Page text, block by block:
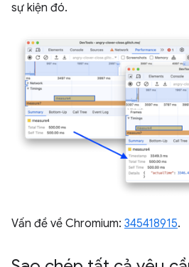
sự kiện đó.
Vấn đề về Chromium: 345418915.